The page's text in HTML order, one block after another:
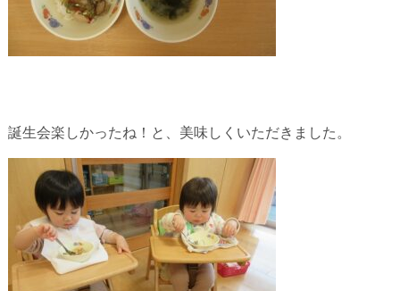
誕生会楽しかったね！と、美味しくいただきました。